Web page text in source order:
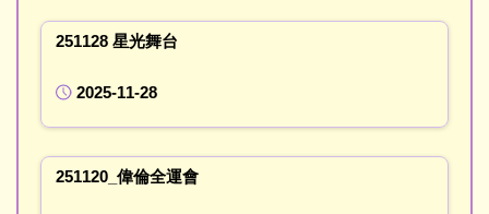
251128 星光舞台
2025-11-28
251120_偉倫全運會